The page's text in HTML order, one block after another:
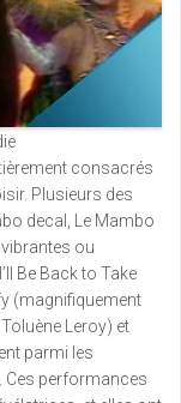
consacrés
Plusieurs des
decal, Le Mambo
ou
Be Back to Take
(magnifiquement
Leroy) et
parmi les
performances